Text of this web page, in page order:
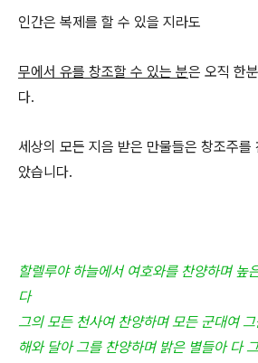
인간은 복제를 할 수 있을 지라도
무에서 유를 창조할 수 있는 분은 오직 한
다.
세상의 모든 지음 받은 만물들은 창조주를
았습니다.
할렐루야 하늘에서 여호와를 찬양하며 높
다
그의 모든 천사여 찬양하며 모든 군대여
해와 달아 그를 찬양하며 밝은 별들아 다